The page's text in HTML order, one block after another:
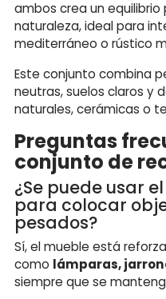
ambos crea un
naturaleza, ideal para
mediterráneo o rústico
Este conjunto combina
neutras, suelos claros y
naturales, cerámicas o
Preguntas
conjunto de
¿Se puede usar
para colocar
pesados?
Sí, el mueble está
como lámparas,
siempre que se